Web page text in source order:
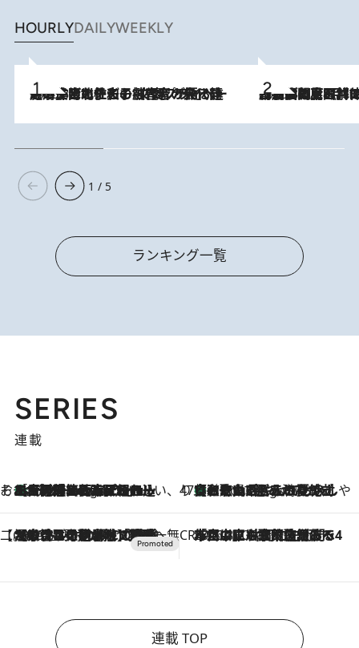
HOURLYDAILYWEEKLY
2026.8.3
《「文士の子ども被害者の会」発足！》阿川佐和子（72）が語る遠藤周作に北杜夫、劇作家・矢代静一の子どもたちの“文豪プライベート事件簿” 2026.8.8
「最後に見られてよかった」上野動物園の東園パンダ舎が解体前に特別公開。8月16日まで延長されたパネル展と共に辿る“半世紀”のパンダ飼育《解体工事の図面あり》
1 / 5
ランキング一覧
SERIES
連載
そおだよおこの関西おいしい、おやつ紀行8 Hours Ago
［大阪府箕面市］一皿一皿目の前で仕上げられる、料理を巧みに組み込んだアシェットデセールコース「ミチル アシェット デセール（Michiru assiette dessert）」 47都道府県の手みやげ ひんやりスイーツで夏を満喫
8 Hours Ago
【和歌山県】この夏絶対食べたい 冷やしておいしいおやつ3選 みかんがごろっと丸ごと入ったジュレ
【CREA×星野リゾート】唯一無二。癒しと発見が待つ場所へ
2026.8.7
【トンボの足水浴】ヒノキの香りに包まれて涼感マックス！約13℃の湧水かけ流しを避暑地「星野温泉 トンボの湯」で体験 CREA'S CHOICE
2026.8.7
「立川にも歌舞伎があるんだよ」 片岡仁左衛門・市川中車ら豪華座組みで4年目の立川立飛歌舞伎へ
連載 TOP